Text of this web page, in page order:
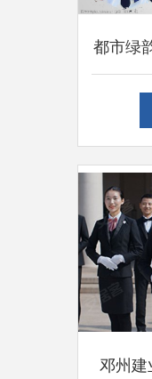
都市绿
业
邓州建